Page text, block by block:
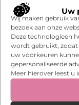
Uw
Wij maken gebruik
bezoek aan onze
Deze technologieën
wordt gebruikt, zodat
uw voorkeuren
gepersonaliseerde
Meer hierover leest u
bijvoorbeeld
breekt zelfs
Motor,Motorrijbewijs